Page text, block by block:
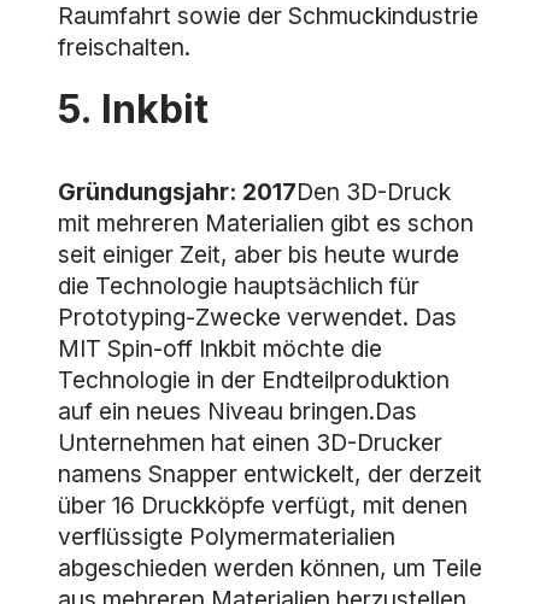
Raumfahrt sowie der Schmuckindustrie
freischalten.
5. Inkbit
Gründungsjahr: 2017Den 3D-Druck
mit mehreren Materialien gibt es schon
seit einiger Zeit, aber bis heute wurde
die Technologie hauptsächlich für
Prototyping-Zwecke verwendet. Das
MIT Spin-off Inkbit möchte die
Technologie in der Endteilproduktion
auf ein neues Niveau bringen.Das
Unternehmen hat einen 3D-Drucker
namens Snapper entwickelt, der derzeit
über 16 Druckköpfe verfügt, mit denen
verflüssigte Polymermaterialien
abgeschieden werden können, um Teile